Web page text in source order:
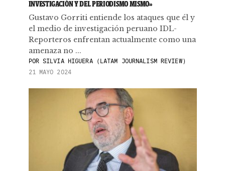
INVESTIGACIÓN Y DEL PERIODISMO MISMO»
Gustavo Gorriti entiende los ataques que él y
el medio de investigación peruano IDL-
Reporteros enfrentan actualmente como una
amenaza no ...
PORSILVIA HIGUERA (LATAM JOURNALISM REVIEW)
21 MAYO 2024